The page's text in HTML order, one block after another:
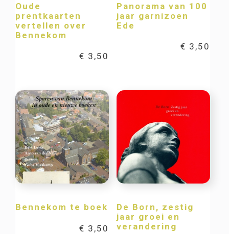
Oude
prentkaarten
vertellen over
Bennekom
€ 3,50
Panorama van 100
jaar garnizoen
Ede
€ 3,50
Bennekom te boek
€ 3,50
De Born, zestig
jaar groei en
verandering